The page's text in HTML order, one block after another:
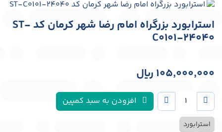
استرابورد بزرگراه امام رضا شهر کرمان کد ST-
C0101-24040
105,000,000 ﷼
افزودن به سبد کمپین
استرابورد